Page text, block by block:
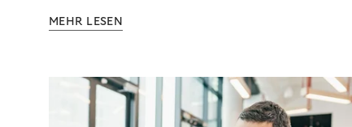
Ergebnisse sichern. Riverty zeigt, wie Recovery-
MEHR LESEN